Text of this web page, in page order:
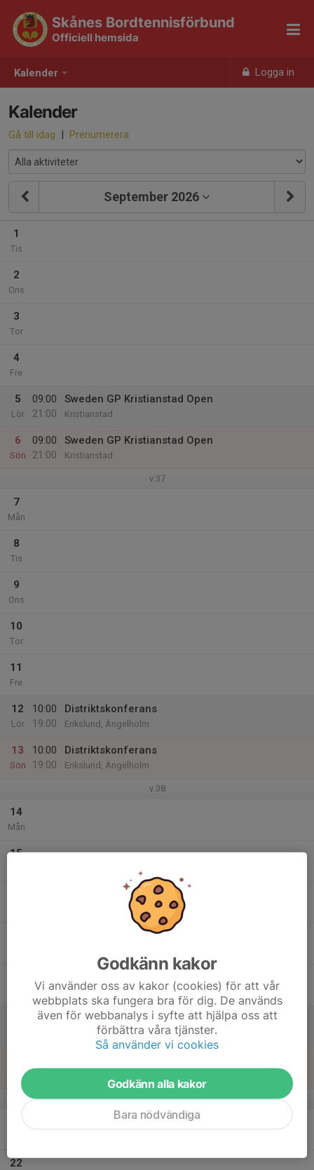
Kalender Logga in
Skånes Bordtennisförbund
Officiell hemsida
Kalender
Gå till idag | Prenumerera
September 2026
1
Tis
2
Ons
3
Tor
4
Fre
5
Lör
09:00
21:00
Sweden GP Kristianstad Open
Kristianstad
6
Sön
09:00
21:00
Sweden GP Kristianstad Open
Kristianstad
v.37
7
Mån
8
Tis
9
Ons
10
Tor
11
Fre
12
Lör
10:00
19:00
Distriktskonferans
Erikslund, Ängelholm
13
Sön
10:00
19:00
Distriktskonferans
Erikslund, Ängelholm
v.38
14
Mån
15
10:00
Allianshelg 1
Sön
v.39
22
Godkänn kakor
Vi använder oss av kakor (cookies) för att vår
webbplats ska fungera bra för dig. De används
även för webbanalys i syfte att hjälpa oss att
förbättra våra tjänster.
Så använder vi cookies
Godkänn alla kakor
Bara nödvändiga